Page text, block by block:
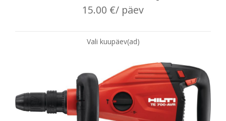
15.00 €/ päev
Vali kuupäev(ad)